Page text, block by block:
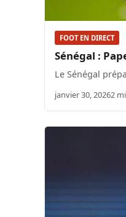
FOOT EN DIRECT
Sénégal :
Le Sénégal
janvier 30, 20262